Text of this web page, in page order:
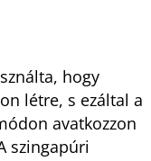
hogy
létre, s ezáltal a
avatkozzon
szingapúri